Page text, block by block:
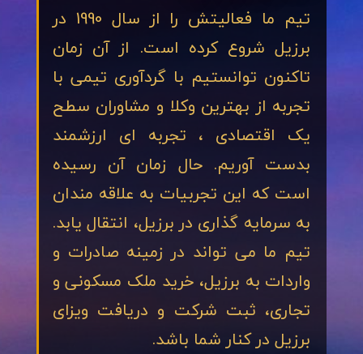
تیم ما فعالیتش را از سال 1990 در
برزیل شروع کرده است. از آن زمان
تاکنون توانستیم با گردآوری تیمی با
تجربه از بهترین وکلا و مشاوران سطح
یک اقتصادی ، تجربه ای ارزشمند
بدست آوریم. حال زمان آن رسیده
است که این تجربیات به علاقه مندان
به سرمایه گذاری در برزیل، انتقال یابد.
تیم ما می تواند در زمینه صادرات و
واردات به برزیل، خرید ملک مسکونی و
تجاری، ثبت شرکت و دریافت ویزای
برزیل در کنار شما باشد.